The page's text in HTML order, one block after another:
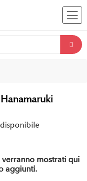
mostrati qui
aggiunti.